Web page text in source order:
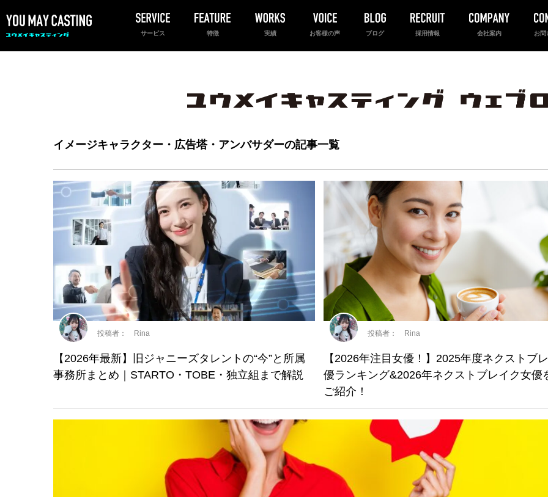
サービス 特徴 実績 お客様の声 ブログ 採用情報 会社案内 お問
イメージキャラクター・広告塔・アンバサダーの記事一覧
【2026年最新】旧ジャニーズタレントの“今”と所属
事務所まとめ｜STARTO・TOBE・独立組まで解説
投稿者： Rina
【2026年注目女優！】2025年度ネクストブ
優ランキング&2026年ネクストブレイク女優
ご紹介！
投稿者： Rina